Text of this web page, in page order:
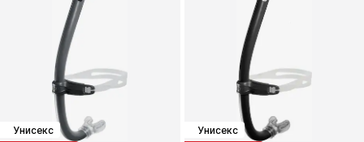
Унисекс
Унисекс